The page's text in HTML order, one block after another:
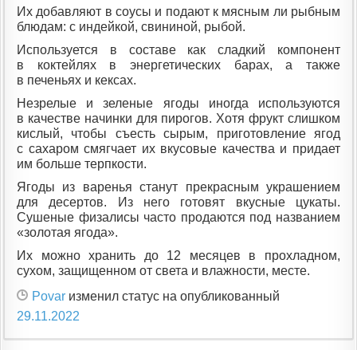
Их добавляют в соусы и подают к мясным ли рыбным
блюдам: с индейкой, свининой, рыбой.
Используется в составе как сладкий компонент
в коктейлях в энергетических барах, а также
в печеньях и кексах.
Незрелые и зеленые ягоды иногда используются
в качестве начинки для пирогов. Хотя фрукт слишком
кислый, чтобы съесть сырым, приготовление ягод
с сахаром смягчает их вкусовые качества и придает
им больше терпкости.
Ягоды из варенья станут прекрасным украшением
для десертов. Из него готовят вкусные цукаты.
Сушеные физалисы часто продаются под названием
«золотая ягода».
Их можно хранить до 12 месяцев в прохладном,
сухом, защищенном от света и влажности, месте.
Povar изменил статус на опубликованный
29.11.2022